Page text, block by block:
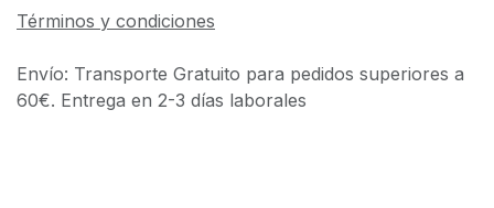
Términos y condiciones
Envío: Transporte Gratuito para pedidos superiores a
60€. Entrega en 2-3 días laborales